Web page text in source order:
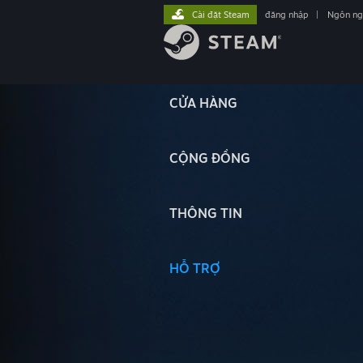
CỬA HÀNG
CỘNG ĐỒNG
THÔNG TIN
HỖ TRỢ
Cài đặt Steam đăng nhập Ngôn